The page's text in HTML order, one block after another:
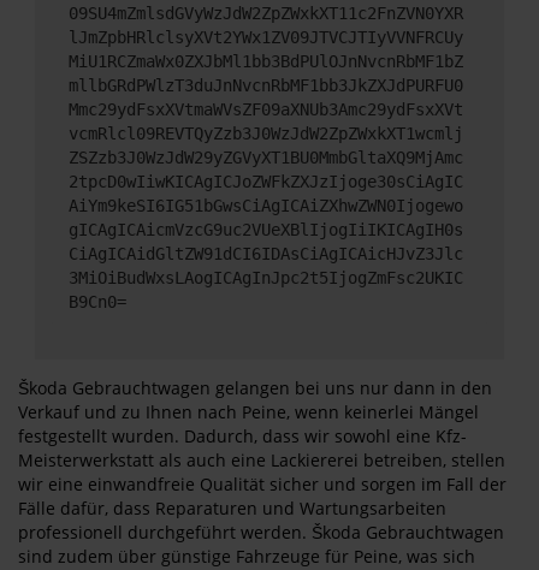
09SU4mZmlsdGVyWzJdW2ZpZWxkXT11c2FnZVN0YXR
lJmZpbHRlclsyXVt2YWx1ZV09JTVCJTIyVVNFRCUy
MiU1RCZmaWx0ZXJbMl1bb3BdPUlOJnNvcnRbMF1bZ
mllbGRdPWlzT3duJnNvcnRbMF1bb3JkZXJdPURFU0
Mmc29ydFsxXVtmaWVsZF09aXNUb3Amc29ydFsxXVt
vcmRlcl09REVTQyZzb3J0WzJdW2ZpZWxkXT1wcmlj
ZSZzb3J0WzJdW29yZGVyXT1BU0MmbGltaXQ9MjAmc
2tpcD0wIiwKICAgICJoZWFkZXJzIjoge30sCiAgIC
AiYm9keSI6IG51bGwsCiAgICAiZXhwZWN0Ijogewo
gICAgICAicmVzcG9uc2VUeXBlIjogIiIKICAgIH0s
CiAgICAidGltZW91dCI6IDAsCiAgICAicHJvZ3Jlc
3MiOiBudWxsLAogICAgInJpc2t5IjogZmFsc2UKIC
B9Cn0=
Škoda Gebrauchtwagen gelangen bei uns nur dann in den
Verkauf und zu Ihnen nach Peine, wenn keinerlei Mängel
festgestellt wurden. Dadurch, dass wir sowohl eine Kfz-
Meisterwerkstatt als auch eine Lackiererei betreiben, stellen
wir eine einwandfreie Qualität sicher und sorgen im Fall der
Fälle dafür, dass Reparaturen und Wartungsarbeiten
professionell durchgeführt werden. Škoda Gebrauchtwagen
sind zudem über günstige Fahrzeuge für Peine, was sich